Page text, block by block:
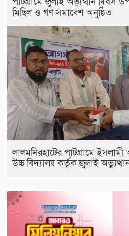
মিছিল ও গণ সমাবেশ অনুষ্ঠিত
লালমনিরহাটের পাটগ্রামে
উচ্চ বিদ্যালয় কর্তৃক জুলাই